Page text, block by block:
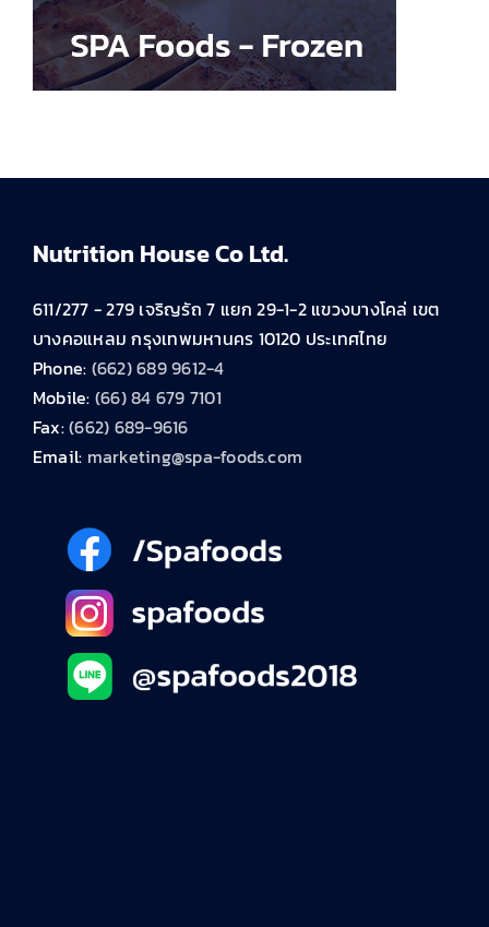
Nutrition House Co Ltd.
611/277 - 279 เจริญรัถ 7 แยก 29-1-2 แขวงบางโคล่ เขต
บางคอแหลม กรุงเทพมหานคร 10120 ประเทศไทย
Phone: (662) 689 9612-4
Mobile: (66) 84 679 7101
Fax:(662) 689-9616
Email: marketing@spa-foods.com